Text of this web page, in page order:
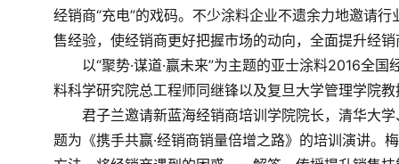
经销商“充电”的戏码。不少涂料企业不遗余力地邀请
售经验，使经销商更好把握市场的动向，全面提升经
以“聚势·谋道·赢未来”为主题的亚士涂料2016全国
料科学研究院总工程师同继锋以及复旦大学管理学院
君子兰邀请新蓝海经销商培训学院院长，清华大学
题为《携手共赢·经销商销量倍增之路》的培训演讲。